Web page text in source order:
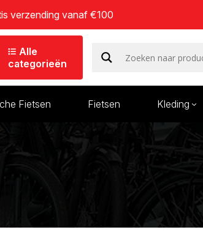
verzending vanaf €100
Alle
categorieën
Fietsen Fietsen Kleding
Kinderaccessoires
Kinderzitjes
Aanhangers en fietskarren